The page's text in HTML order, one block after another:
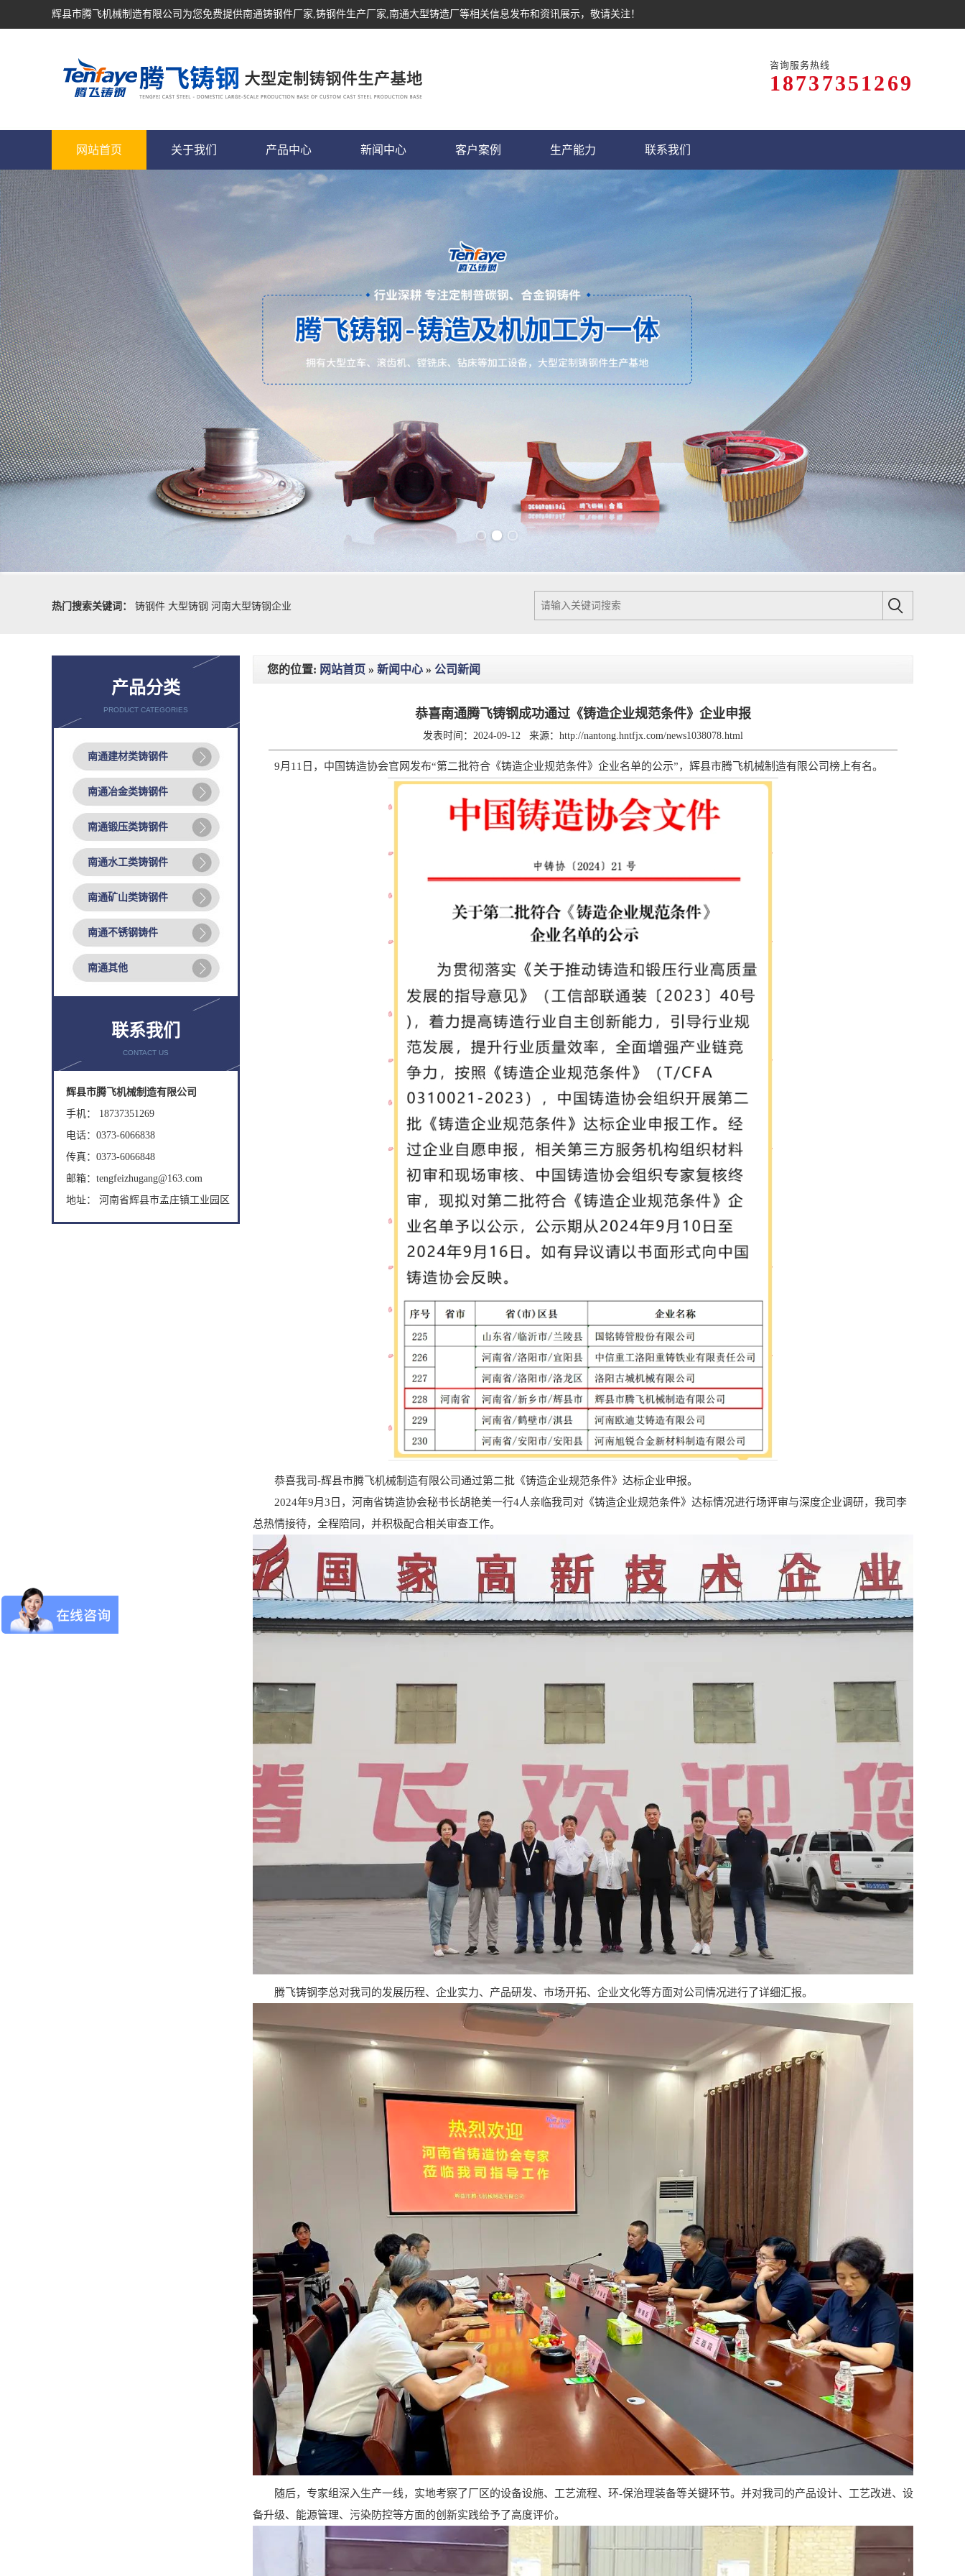
辉县市腾飞机械制造有限公司为您免费提供南通铸钢件厂家,铸钢件生产厂家,南通大型铸造厂等相关信息发布和资讯展示，敬请关注！
咨询服务热线
18737351269
网站首页 关于我们 产品中心 新闻中心 客户案例 生产能力 联系我们
热门搜索关键词：
铸钢件 大型铸钢 河南大型铸钢企业
产品分类
PRODUCT CATEGORIES
南通建材类铸钢件
南通冶金类铸钢件
南通锻压类铸钢件
南通水工类铸钢件
南通矿山类铸钢件
南通不锈钢铸件
南通其他
联系我们
CONTACT US
辉县市腾飞机械制造有限公司
手机： 18737351269
电话：0373-6066838
传真：0373-6066848
邮箱：tengfeizhugang@163.com
地址： 河南省辉县市孟庄镇工业园区
您的位置: 网站首页 » 新闻中心 » 公司新闻
恭喜南通腾飞铸钢成功通过《铸造企业规范条件》企业申报
发表时间：2024-09-12 来源： http://nantong.hntfjx.com/news1038078.html
9月11日，中国铸造协会官网发布“第二批符合《铸造企业规范条件》企业名单的公示”，辉县市腾飞机械制造有限公司榜上有名。
恭喜我司-辉县市腾飞机械制造有限公司通过第二批《铸造企业规范条件》达标企业申报。
2024年9月3日，河南省铸造协会秘书长胡艳美一行4人亲临我司对《铸造企业规范条件》达标情况进行场评审与深度企业调研，我司李
总热情接待，全程陪同，并积极配合相关审查工作。
腾飞铸钢李总对我司的发展历程、企业实力、产品研发、市场开拓、企业文化等方面对公司情况进行了详细汇报。
随后，专家组深入生产一线，实地考察了厂区的设备设施、工艺流程、环-保治理装备等关键环节。并对我司的产品设计、工艺改进、设
备升级、能源管理、污染防控等方面的创新实践给予了高度评价。